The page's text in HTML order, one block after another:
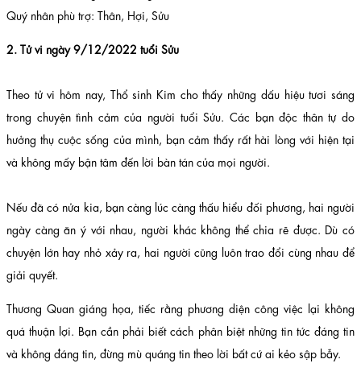
Quý nhân phù trợ: Thân, Hợi, Sửu
2. Tử vi ngày 9/12/2022 tuổi Sửu
Theo tử vi hôm nay, Thổ sinh Kim cho thấy những dấu hiệu tươi sáng
trong chuyện tình cảm của người tuổi Sửu. Các bạn độc thân tự do
hưởng thụ cuộc sống của mình, bạn cảm thấy rất hài lòng với hiện tại
và không mấy bận tâm đến lời bàn tán của mọi người.
Nếu đã có nửa kia, bạn càng lúc càng thấu hiểu đối phương, hai người
ngày càng ăn ý với nhau, người khác không thể chia rẽ được. Dù có
chuyện lớn hay nhỏ xảy ra, hai người cũng luôn trao đổi cùng nhau để
giải quyết.
Thương Quan giáng họa, tiếc rằng phương diện công việc lại không
quá thuận lợi. Bạn cần phải biết cách phân biệt những tin tức đáng tin
và không đáng tin, đừng mù quáng tin theo lời bất cứ ai kẻo sập bẫy.